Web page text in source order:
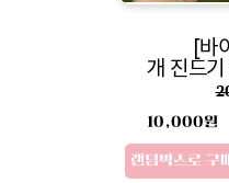
[바
개 진드
10,000원
랜덤박스로 구